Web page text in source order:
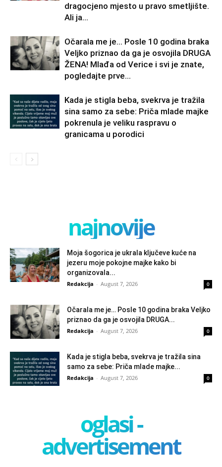
dragocjeno mjesto u pravo smetljište.
Ali ja...
Očarala me je… Posle 10 godina braka
Veljko priznao da ga je osvojila DRUGA
ŽENA! Mlađa od Verice i svi je znate,
pogledajte prve...
Kada je stigla beba, svekrva je tražila
sina samo za sebe: Priča mlade majke
pokrenula je veliku raspravu o
granicama u porodici
najnovije
Moja šogorica je ukrala ključeve kuće na
jezeru moje pokojne majke kako bi
organizovala...
Redakcija - August 7, 2026 0
Očarala me je… Posle 10 godina braka Veljko
priznao da ga je osvojila DRUGA...
Redakcija - August 7, 2026 0
Kada je stigla beba, svekrva je tražila sina
samo za sebe: Priča mlade majke...
Redakcija - August 7, 2026 0
oglasi -
advertisement